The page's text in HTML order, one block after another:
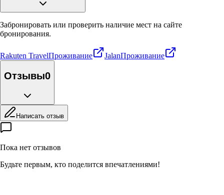
Забронировать или проверить наличие мест на сайте
бронирования.
Rakuten TravelПроживание JalanПроживание
Отзывы0
Написать отзыв
Пока нет отзывов
Будьте первым, кто поделится впечатлениями!